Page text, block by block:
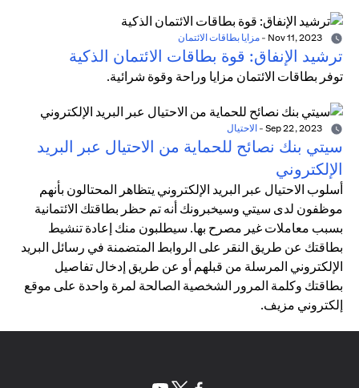
- مزايا بطاقات الائتمان
ترشيد الإنفاق: قوة بطاقات الائتمان الذكية
توفر بطاقات الائتمان مزايا وراحة وقوة شرائية.
- الاحتيال
سيتي بنك نصائح للحماية من الاحتيال عبر البريد
الإلكتروني
أسلوب الاحتيال عبر البريد الإلكتروني يتظاهر المحتالون بأنهم
موظفون لدى سيتي وسيخبرونك أنه تم حظر بطاقتك الائتمانية
بسبب معاملات غير مصرح بها. سيطلبون منك إعادة تنشيط
بطاقتك عن طريق النقر على الروابط المتضمنة في رسائل البريد
الإلكتروني المرسلة من قبلهم أو عن طريق إدخال تفاصيل
بطاقتك وكلمة المرور الشخصية الصالحة لمرة واحدة على موقع
إلكتروني مزيف.